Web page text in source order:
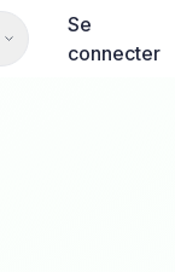
Se
connecter